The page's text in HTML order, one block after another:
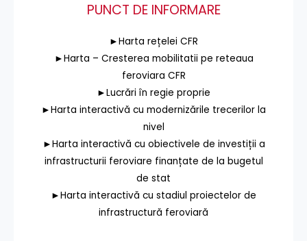
PUNCT DE INFORMARE
►Harta rețelei CFR
►Harta – Cresterea mobilitatii pe reteaua
feroviara CFR
►Lucrări în regie proprie
►Harta interactivă cu modernizările trecerilor la
nivel
►Harta interactivă cu obiectivele de investiții a
infrastructurii feroviare finanțate de la bugetul
de stat
►Harta interactivă cu stadiul proiectelor de
infrastructură feroviară